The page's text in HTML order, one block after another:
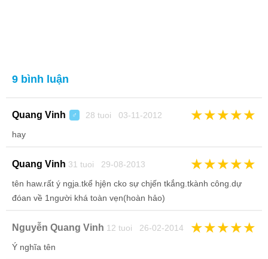
9 bình luận
Quang Vinh ♂ 28 tuoi 03-11-2012 ★★★★★
hay
Quang Vinh 31 tuoi 29-08-2013 ★★★★★
tên haw.rất ý ngja.tkể hjện cko sự chjến tkắng.tkành công.dự
đóan về 1người khá toàn vẹn(hoàn hảo)
Nguyễn Quang Vinh 12 tuoi 26-02-2014 ★★★★★
Ý nghĩa tên